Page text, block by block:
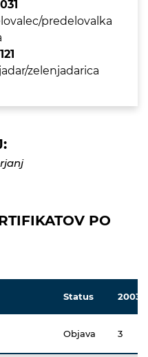
predelovalka
zelenjadarica
PO
Status 2003
Objava 3